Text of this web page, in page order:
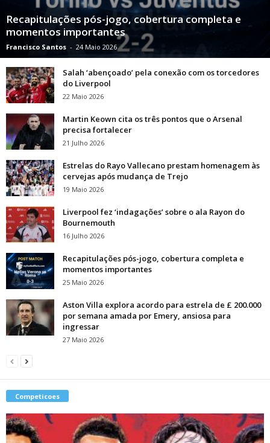
Recapitulações pós-jogo, cobertura completa e
momentos importantes
Francisco Santos - 24 Maio 2026
Salah ‘abençoado’ pela conexão com os torcedores
do Liverpool
22 Maio 2026
Martin Keown cita os três pontos que o Arsenal
precisa fortalecer
21 Julho 2026
Estrelas do Rayo Vallecano prestam homenagem às
cervejas após mudança de Trejo
19 Maio 2026
Liverpool fez ‘indagações’ sobre o ala Rayon do
Bournemouth
16 Julho 2026
Recapitulações pós-jogo, cobertura completa e
momentos importantes
25 Maio 2026
Aston Villa explora acordo para estrela de £ 200.000
por semana amada por Emery, ansiosa para
ingressar
27 Maio 2026
Competicoes